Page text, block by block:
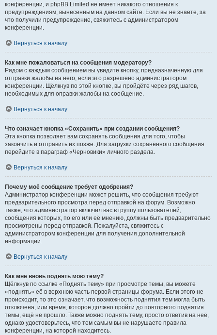
конференции, и phpBB Limited не имеет никакого отношения к
предупреждениям, вынесенным на данном сайте. Если вы не знаете, за
что получили предупреждение, свяжитесь с администратором
конференции.
Вернуться к началу
Как мне пожаловаться на сообщения модератору?
Рядом с каждым сообщением вы увидите кнопку, предназначенную для
отправки жалобы на него, если это разрешено администратором
конференции. Щёлкнув по этой кнопке, вы пройдёте через ряд шагов,
необходимых для оправки жалобы на сообщение.
Вернуться к началу
Что означает кнопка «Сохранить» при создании сообщения?
Эта кнопка позволяет вам сохранять сообщения для того, чтобы
закончить и отправить их позже. Для загрузки сохранённого сообщения
перейдите в параграф «Черновики» личного раздела.
Вернуться к началу
Почему моё сообщение требует одобрения?
Администратор конференции может решить, что сообщения требуют
предварительного просмотра перед отправкой на форум. Возможно
также, что администратор включил вас в группу пользователей,
сообщения которых, по его или её мнению, должны быть предварительно
просмотрены перед отправкой. Пожалуйста, свяжитесь с
администратором конференции для получения дополнительной
информации.
Вернуться к началу
Как мне вновь поднять мою тему?
Щёлкнув по ссылке «Поднять тему» при просмотре темы, вы можете
«поднять» её в верхнюю часть первой страницы форума. Если этого не
происходит, то это означает, что возможность поднятия тем могла быть
отключена, или время, которое должно пройти до повторного поднятия
темы, ещё не прошло. Также можно поднять тему, просто ответив на неё,
однако удостоверьтесь, что тем самым вы не нарушаете правила
конференции, на которой находитесь.